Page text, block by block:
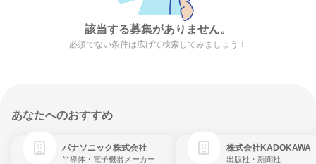
該当する募集がありません。
必須でない条件は広げて検索してみましょう！
あなたへのおすすめ
パナソニック株式会社
半導体・電子機器メーカー
株式会社KADOKAWA
出版社・新聞社